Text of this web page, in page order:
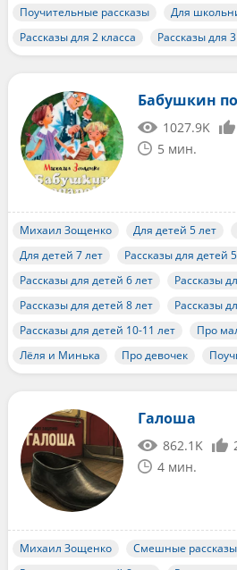
Поучительные рассказы
Для
Рассказы для 2 класса
Рассказы для
Бабушкин
1027.9K
5 мин.
Михаил Зощенко Для детей 5 лет
Для детей 7 лет
Рассказы для детей
Рассказы для детей 6 лет
Рассказы
Рассказы для детей 8 лет
Рассказы
Рассказы для детей 10-11 лет
Про
Лёля и Минька
Про девочек
Галоша
862.1K
4 мин.
Михаил Зощенко
Смешные рассказы